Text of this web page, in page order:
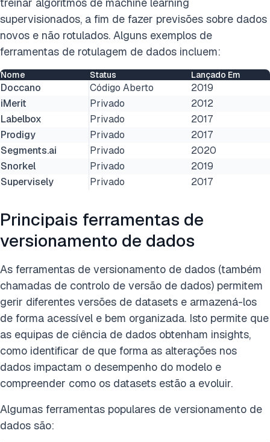
supervisionados, a fim de fazer previsões sobre dados
novos e não rotulados. Alguns exemplos de
ferramentas de rotulagem de dados incluem:
Nome Status Lançado Em
Doccano Código Aberto
2019
iMerit
Privado
2012
Labelbox
Privado
2017
Prodigy
Privado
2017
Segments.ai
Privado
2020
Snorkel
Privado
2019
Supervisely
Privado 2017
Principais ferramentas de
versionamento de dados
As ferramentas de versionamento de dados (também
chamadas de controlo de versão de dados) permitem
gerir diferentes versões de datasets e armazená-los
de forma acessível e bem organizada. Isto permite que
as equipas de ciência de dados obtenham insights,
como identificar de que forma as alterações nos
dados impactam o desempenho do modelo e
compreender como os datasets estão a evoluir.
Algumas ferramentas populares de versionamento de
dados são: